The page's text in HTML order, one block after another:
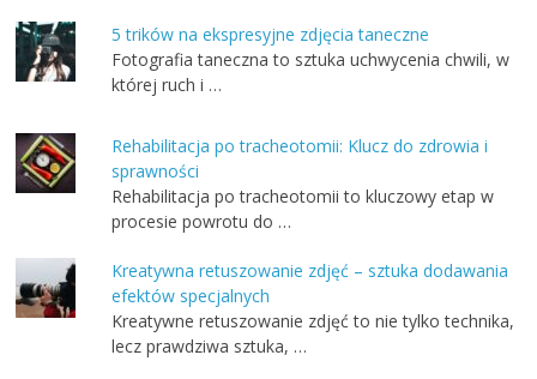
5 trików na ekspresyjne zdjęcia taneczne
Fotografia taneczna to sztuka uchwycenia chwili, w
której ruch i …
Rehabilitacja po tracheotomii: Klucz do zdrowia i
sprawności
Rehabilitacja po tracheotomii to kluczowy etap w
procesie powrotu do …
Kreatywna retuszowanie zdjęć – sztuka dodawania
efektów specjalnych
Kreatywne retuszowanie zdjęć to nie tylko technika,
lecz prawdziwa sztuka, …